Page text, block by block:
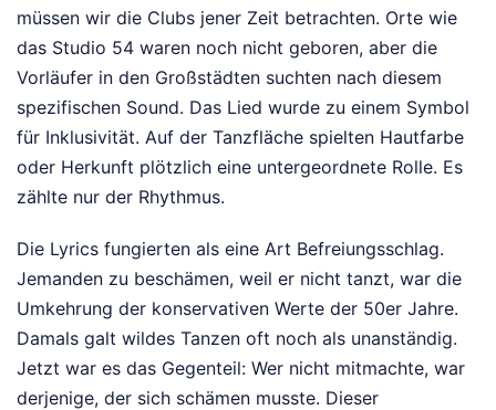
müssen wir die Clubs jener Zeit betrachten. Orte wie
das Studio 54 waren noch nicht geboren, aber die
Vorläufer in den Großstädten suchten nach diesem
spezifischen Sound. Das Lied wurde zu einem Symbol
für Inklusivität. Auf der Tanzfläche spielten Hautfarbe
oder Herkunft plötzlich eine untergeordnete Rolle. Es
zählte nur der Rhythmus.
Die Lyrics fungierten als eine Art Befreiungsschlag.
Jemanden zu beschämen, weil er nicht tanzt, war die
Umkehrung der konservativen Werte der 50er Jahre.
Damals galt wildes Tanzen oft noch als unanständig.
Jetzt war es das Gegenteil: Wer nicht mitmachte, war
derjenige, der sich schämen musste. Dieser